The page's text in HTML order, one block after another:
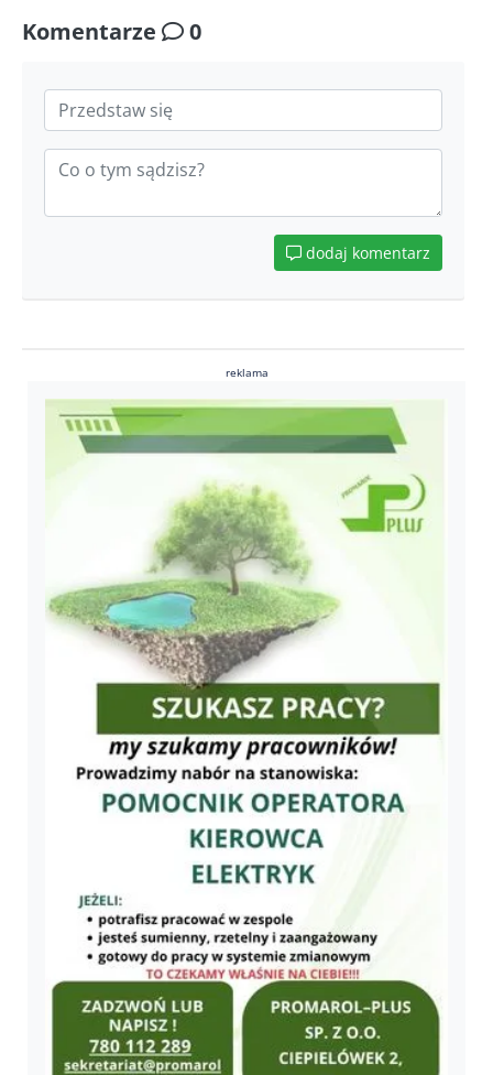
Komentarze 0
dodaj komentarz
reklama